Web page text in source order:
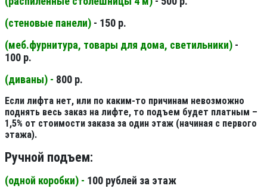
(стеновые панели) - 150 р.
(меб.фурнитура, товары для дома, светильники) -
100 р.
(диваны) - 800 р.
Если лифта нет, или по каким-то причинам невозможно
поднять весь заказ на лифте, то подъем будет платным –
1,5% от стоимости заказа за один этаж (начиная с первого
этажа).
Ручной подъем:
(одной коробки) - 100 рублей за этаж